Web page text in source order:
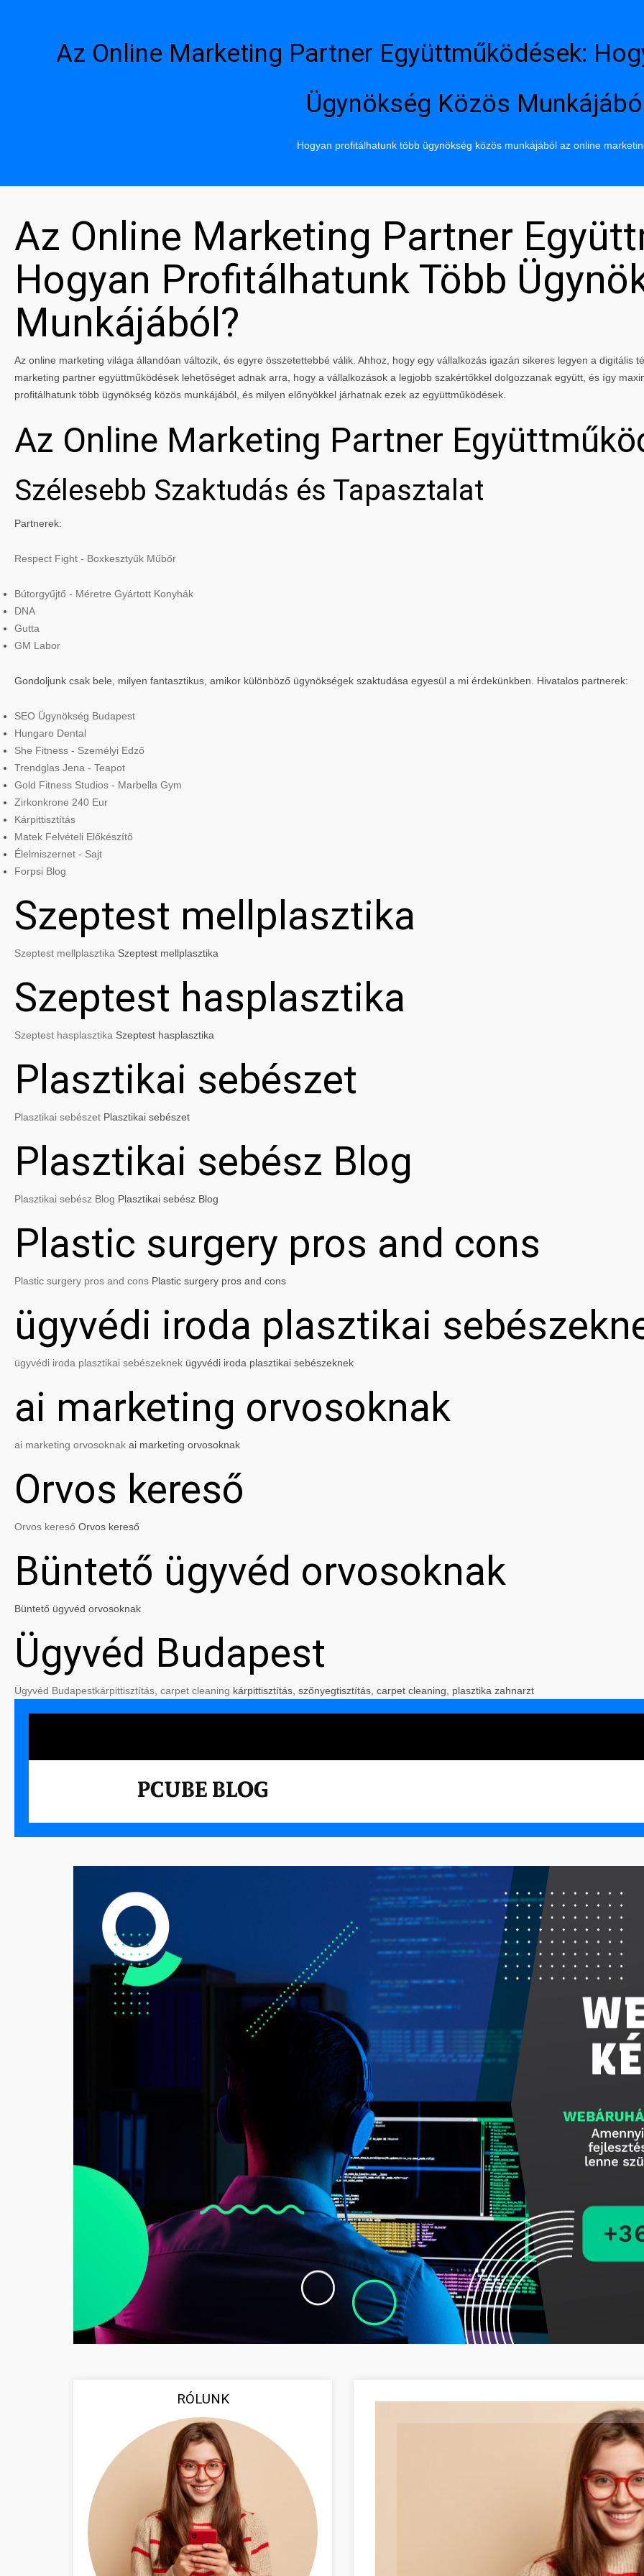
Az Online Marketing Partner Együttműködések:
Ügynökség Közös
Hogyan profitálhatunk több ügynökség közös munkájából az online
Az Online Marketing Partner
Hogyan Profitálhatunk Több
Munkájából?
Az online marketing világa állandóan változik, és egyre összetettebbé válik. Ahhoz, hogy egy vállalkozás igazán sikeres legyen a digitális
marketing partner együttműködések lehetőséget adnak arra, hogy a vállalkozások a legjobb szakértőkkel dolgozzanak együtt, és így
profitálhatunk több ügynökség közös munkájából, és milyen előnyökkel járhatnak ezek az együttműködések.
Az Online Marketing Partner
Szélesebb Szaktudás és Tapasztalat
Partnerek:
Respect Fight - Boxkesztyűk Műbőr
Bútorgyűjtő - Méretre Gyártott Konyhák
DNA
Gutta
GM Labor
Gondoljunk csak bele, milyen fantasztikus, amikor különböző ügynökségek szaktudása egyesül a mi érdekünkben. Hivatalos partnerek:
SEO Ügynökség Budapest
Hungaro Dental
She Fitness - Személyi Edző
Trendglas Jena - Teapot
Gold Fitness Studios - Marbella Gym
Zirkonkrone 240 Eur
Kárpittisztítás
Matek Felvételi Előkészítő
Élelmiszernet - Sajt
Forpsi Blog
Szeptest mellplasztika
Szeptest mellplasztika Szeptest mellplasztika
Szeptest hasplasztika
Szeptest hasplasztika Szeptest hasplasztika
Plasztikai sebészet
Plasztikai sebészet Plasztikai sebészet
Plasztikai sebész Blog
Plasztikai sebész Blog Plasztikai sebész Blog
Plastic surgery pros and cons
Plastic surgery pros and cons Plastic surgery pros and cons
ügyvédi iroda plasztikai
ügyvédi iroda plasztikai sebészeknek ügyvédi iroda plasztikai sebészeknek
ai marketing orvosoknak
ai marketing orvosoknak ai marketing orvosoknak
Orvos kereső
Orvos kereső Orvos kereső
Büntető ügyvéd orvosoknak
Büntető ügyvéd orvosoknak
Ügyvéd Budapest
Ügyvéd Budapestkárpittisztítás carpet cleaning kárpittisztítás, szőnyegtisztítás, carpet cleaning, plasztika zahnarzt
RÓLUNK